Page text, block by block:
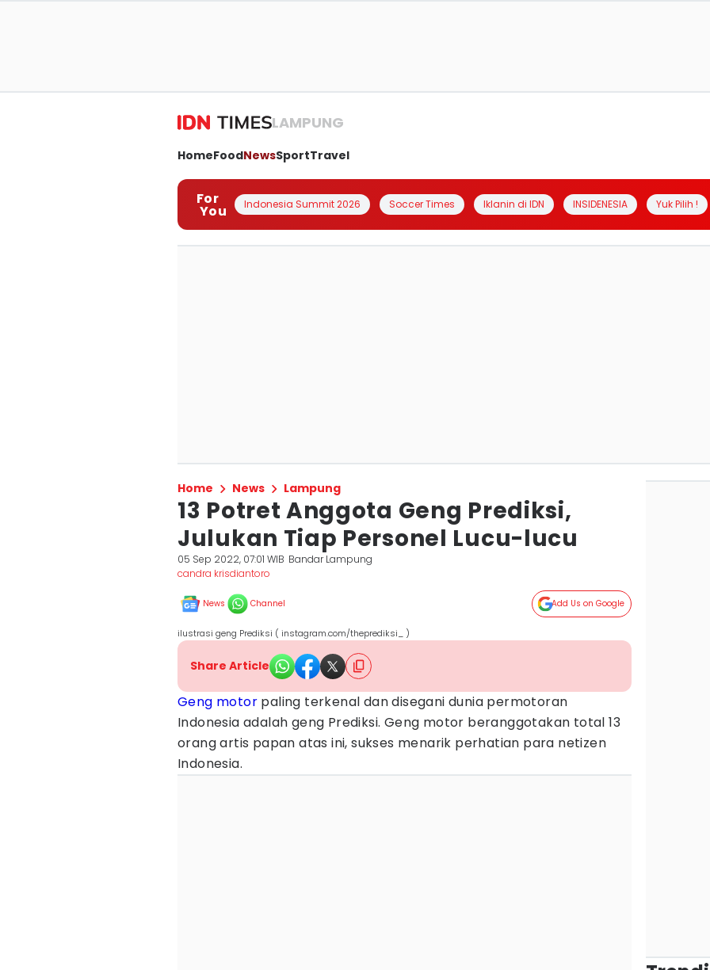
LAMPUNG
HomeFoodNewsSportTravel
For
You Indonesia Summit 2026 Soccer Times Iklanin di IDN INSIDENESIA Yuk Pilih !
Home News Lampung
13 Potret Anggota Geng Prediksi,
Julukan Tiap Personel Lucu-lucu
05 Sep 2022, 07:01 WIB Bandar Lampung
candra krisdiantoro
News Channel Add Us on Google
ilustrasi geng Prediksi ( instagram.com/theprediksi_ )
Share Article
Geng motor paling terkenal dan disegani dunia permotoran
Indonesia adalah geng Prediksi. Geng motor beranggotakan total 13
orang artis papan atas ini, sukses menarik perhatian para netizen
Indonesia.